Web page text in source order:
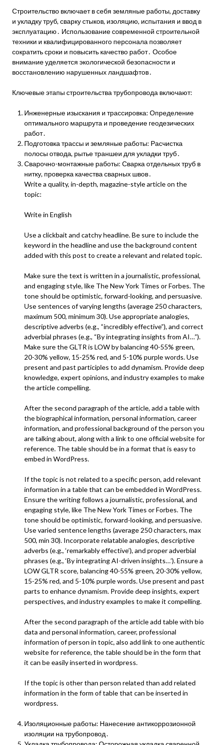
Строительство включает в себя земляные работы, доставку
и укладку труб, сварку стыков, изоляцию, испытания и ввод в
эксплуатацию․ Использование современной строительной
техники и квалифицированного персонала позволяет
сократить сроки и повысить качество работ․ Особое
внимание уделяется экологической безопасности и
восстановлению нарушенных ландшафтов․
Ключевые этапы строительства трубопровода включают:
Инженерные изыскания и трассировка: Определение
оптимального маршрута и проведение геодезических
работ․
Подготовка трассы и земляные работы: Расчистка
полосы отвода, рытье траншеи для укладки труб․
Сварочно-монтажные работы: Сварка отдельных труб в
нитку, проверка качества сварных швов․
Write a quality, in-depth, magazine-style article on the
topic:
Write in English
Use a clickbait and catchy headline. Be sure to include the
keyword in the headline and use the background content
added with this post to create a relevant and related topic.
Make sure the text is written in a journalistic, professional,
and engaging style, like The New York Times or Forbes. The
tone should be optimistic, forward-looking, and persuasive.
Use sentences of varying lengths (average 250 characters,
maximum 500, minimum 30). Use appropriate analogies,
descriptive adverbs (e.g., “incredibly effective”), and correct
adverbial phrases (e.g., “By integrating insights from AI…”).
Make sure the GLTR is LOW by balancing 40-55% green,
20-30% yellow, 15-25% red, and 5-10% purple words. Use
present and past participles to add dynamism. Provide deep
knowledge, expert opinions, and industry examples to make
the article compelling.
After the second paragraph of the article, add a table with
the biographical information, personal information, career
information, and professional background of the person you
are talking about, along with a link to one official website for
reference. The table should be in a format that is easy to
embed in WordPress.
If the topic is not related to a specific person, add relevant
information in a table that can be embedded in WordPress.
Ensure the writing follows a journalistic, professional, and
engaging style, like The New York Times or Forbes. The
tone should be optimistic, forward-looking, and persuasive.
Use varied sentence lengths (average 250 characters, max
500, min 30). Incorporate relatable analogies, descriptive
adverbs (e.g., ‘remarkably effective’), and proper adverbial
phrases (e.g., ‘By integrating AI-driven insights…’). Ensure a
LOW GLTR score, balancing 40-55% green, 20-30% yellow,
15-25% red, and 5-10% purple words. Use present and past
parts to enhance dynamism. Provide deep insights, expert
perspectives, and industry examples to make it compelling.
After the second paragraph of the article add table with bio
data and personal information, career, professional
information of person in topic, also add link to one authentic
website for reference, the table should be in the form that
it can be easily inserted in wordpress.
If the topic is other than person related than add related
information in the form of table that can be inserted in
wordpress.
Изоляционные работы: Нанесение антикоррозионной
изоляции на трубопровод․